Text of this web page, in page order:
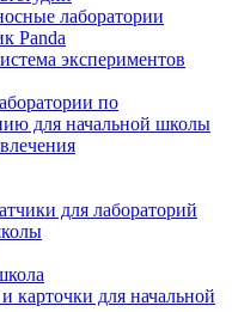
лаборатории
Panda
экспериментов
по
для начальной школы
для лабораторий
карточки для начальной